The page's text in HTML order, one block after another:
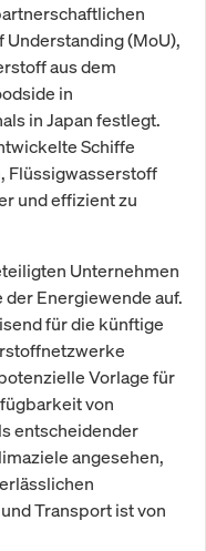
(MoU),
aus dem
in
in Japan festlegt.
Schiffe
Flüssigwasserstoff
und effizient zu
Unternehmen
Energiewende auf.
für die künftige
Vorlage für
von
entscheidender
angesehen,
Transport ist von